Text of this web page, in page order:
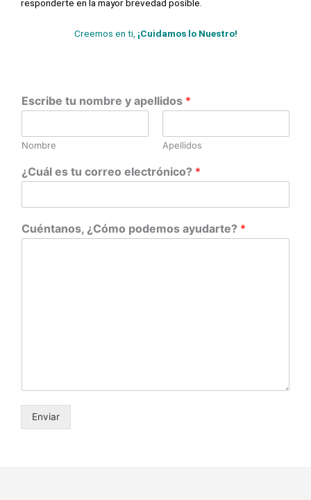
responderte en la mayor brevedad posible.
Creemos en ti, ¡Cuidamos lo Nuestro!
Escribe tu nombre y apellidos *
Nombre Apellidos
¿Cuál es tu correo electrónico? *
Cuéntanos, ¿Cómo podemos ayudarte? *
Enviar